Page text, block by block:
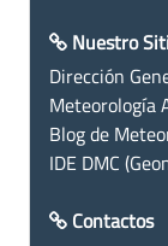
Nuestro
Dirección
Meteorología
Blog de
IDE DMC
Contactos